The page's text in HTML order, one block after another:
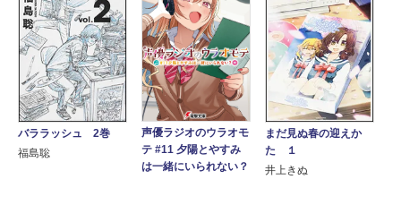
バララッシュ 2巻
福島聡
声優ラジオのウラオモ
テ #11 夕陽とやすみ
は一緒にいられない？
まだ見ぬ春の迎えか
た １
井上きぬ